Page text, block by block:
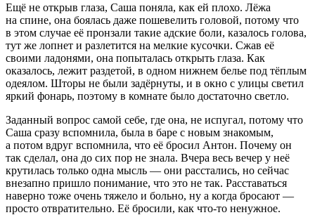
Ещё не открыв глаза, Саша поняла, как ей плохо. Лёжа
на спине, она боялась даже пошевелить головой, потому что
в этом случае её пронзали такие адские боли, казалось голова,
тут же лопнет и разлетится на мелкие кусочки. Сжав её
своими ладонями, она попыталась открыть глаза. Как
оказалось, лежит раздетой, в одном нижнем белье под тёплым
одеялом. Шторы не были задёрнуты, и в окно с улицы светил
яркий фонарь, поэтому в комнате было достаточно светло.
Заданный вопрос самой себе, где она, не испугал, потому что
Саша сразу вспомнила, была в баре с новым знакомым,
а потом вдруг вспомнила, что её бросил Антон. Почему он
так сделал, она до сих пор не знала. Вчера весь вечер у неё
крутилась только одна мысль — они расстались, но сейчас
внезапно пришло понимание, что это не так. Расставаться
наверно тоже очень тяжело и больно, ну а когда бросают —
просто отвратительно. Её бросили, как что-то ненужное.